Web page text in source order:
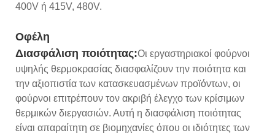
400V ή 415V, 480V.
Οφέλη
Διασφάλιση ποιότητας:Οι εργαστηριακοί φούρνοι
υψηλής θερμοκρασίας διασφαλίζουν την ποιότητα και
την αξιοπιστία των κατασκευασμένων προϊόντων, οι
φούρνοι επιτρέπουν τον ακριβή έλεγχο των κρίσιμων
θερμικών διεργασιών. Αυτή η διασφάλιση ποιότητας
είναι απαραίτητη σε βιομηχανίες όπου οι ιδιότητες των